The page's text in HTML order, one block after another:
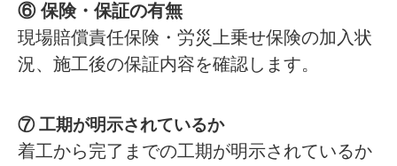
⑥ 保険・保証の有無
現場賠償責任保険・労災上乗せ保険の加入状
況、施工後の保証内容を確認します。
⑦ 工期が明示されているか
着工から完了までの工期が明示されているか